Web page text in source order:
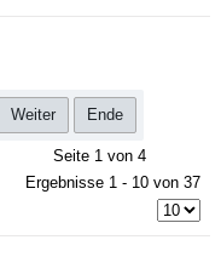
Weiter Ende
Seite 1 von 4
Ergebnisse 1 - 10 von 37